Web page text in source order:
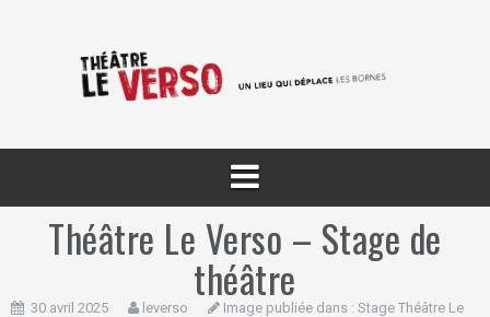
Théâtre Le Verso – Stage de
théâtre
30 avril 2025 leverso Image publiée dans : Stage Théâtre Le